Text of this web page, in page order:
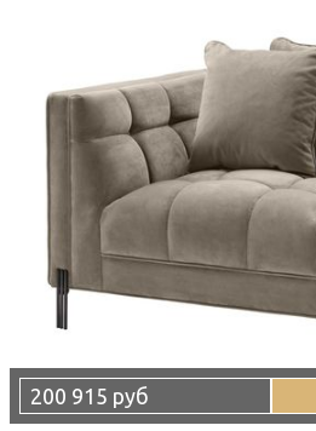
200 915 руб